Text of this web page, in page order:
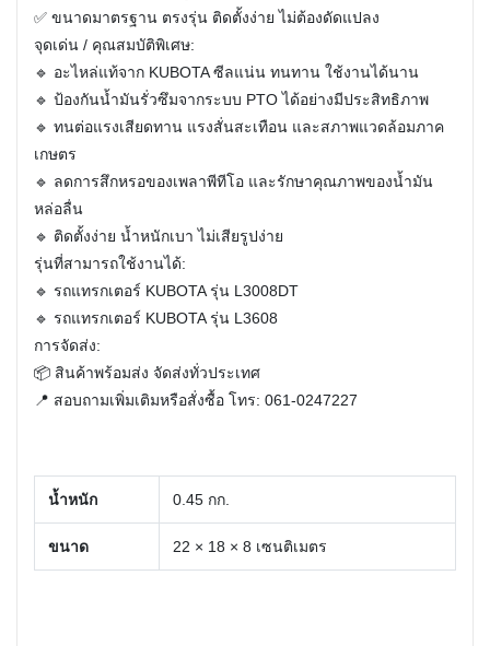
✅ ขนาดมาตรฐาน ตรงรุ่น ติดตั้งง่าย ไม่ต้องดัดแปลง
จุดเด่น / คุณสมบัติพิเศษ:
🔹 อะไหล่แท้จาก KUBOTA ซีลแน่น ทนทาน ใช้งานได้นาน
🔹 ป้องกันน้ำมันรั่วซึมจากระบบ PTO ได้อย่างมีประสิทธิภาพ
🔹 ทนต่อแรงเสียดทาน แรงสั่นสะเทือน และสภาพแวดล้อมภาค
เกษตร
🔹 ลดการสึกหรอของเพลาพีทีโอ และรักษาคุณภาพของน้ำมัน
หล่อลื่น
🔹 ติดตั้งง่าย น้ำหนักเบา ไม่เสียรูปง่าย
รุ่นที่สามารถใช้งานได้:
🔹 รถแทรกเตอร์ KUBOTA รุ่น L3008DT
🔹 รถแทรกเตอร์ KUBOTA รุ่น L3608
การจัดส่ง:
📦 สินค้าพร้อมส่ง จัดส่งทั่วประเทศ
📍 สอบถามเพิ่มเติมหรือสั่งซื้อ โทร: 061-0247227
น้ำหนัก 0.45 กก.
ขนาด 22 × 18 × 8 เซนติเมตร